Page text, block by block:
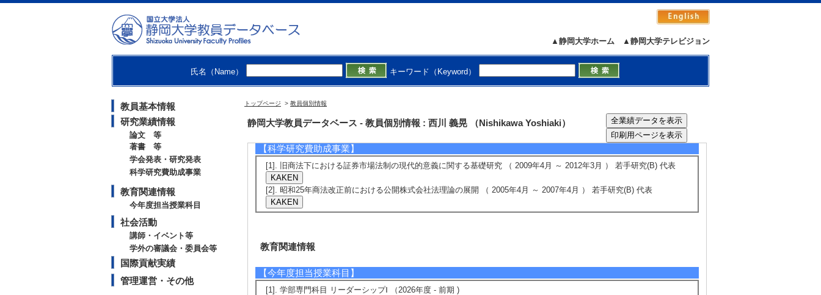
▲静岡大学テレビジョン
▲静岡大学ホーム
氏名（Name） キーワード（Keyword）
教員基本情報
研究業績情報
論文 等
著書 等
学会発表・研究発表
科学研究費助成事業
教育関連情報
今年度担当授業科目
社会活動
講師・イベント等
学外の審議会・委員会等
国際貢献実績
管理運営・その他
トップページ > 教員個別情報
静岡大学教員データベース - 教員個別情報 : 西川 義晃 （Nishikawa Yoshiaki）
[著者]西川 義晃 [担当頁] 149頁-160頁
勁草書房 （2017年）
[著者]西川 義晃 [担当頁] 130頁-140頁
[1]. 「旧商法下における公開会社法制について」
日本私法学会 （2006年10月） 招待講演以外
【科学研究費助成事業】
[1]. 旧商法下における証券市場法制の現代的意義に関する基礎研究 （ 2009年4月 ～ 2012年3月 ） 若手研究(B) 代表
[2]. 昭和25年商法改正前における公開株式会社法理論の展開 （ 2005年4月 ～ 2007年4月 ） 若手研究(B) 代表
教育関連情報
【今年度担当授業科目】
[1]. 学部専門科目 リーダーシップⅠ （2026年度 - 前期 )